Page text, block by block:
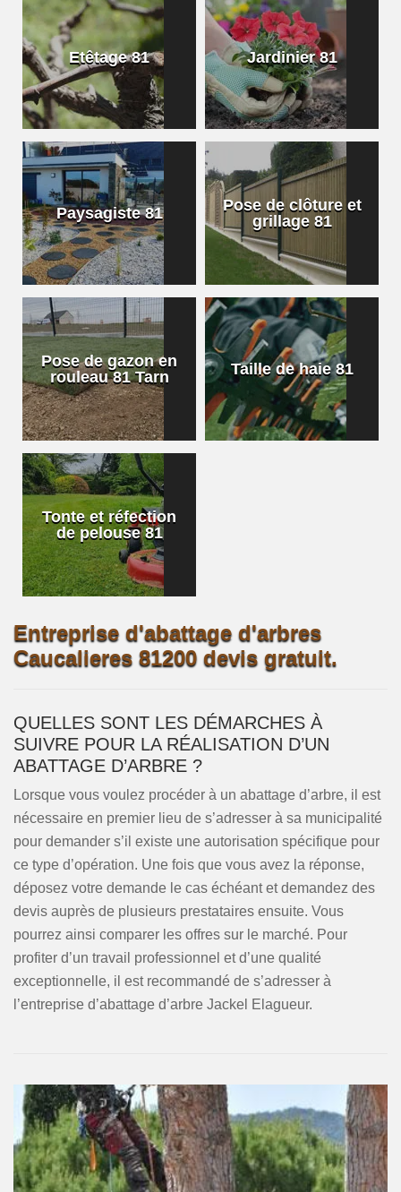
Etêtage 81 Jardinier 81
Paysagiste 81
Pose de clôture et
grillage 81
Pose de gazon en
rouleau 81 Tarn
Taille de haie 81
Tonte et réfection
de pelouse 81
Entreprise d'abattage d'arbres
Caucalieres 81200 devis gratuit.
QUELLES SONT LES DÉMARCHES À
SUIVRE POUR LA RÉALISATION D’UN
ABATTAGE D’ARBRE ?
Lorsque vous voulez procéder à un abattage d’arbre, il est
nécessaire en premier lieu de s’adresser à sa municipalité
pour demander s’il existe une autorisation spécifique pour
ce type d’opération. Une fois que vous avez la réponse,
déposez votre demande le cas échéant et demandez des
devis auprès de plusieurs prestataires ensuite. Vous
pourrez ainsi comparer les offres sur le marché. Pour
profiter d’un travail professionnel et d’une qualité
exceptionnelle, il est recommandé de s’adresser à
l’entreprise d’abattage d’arbre Jackel Elagueur.